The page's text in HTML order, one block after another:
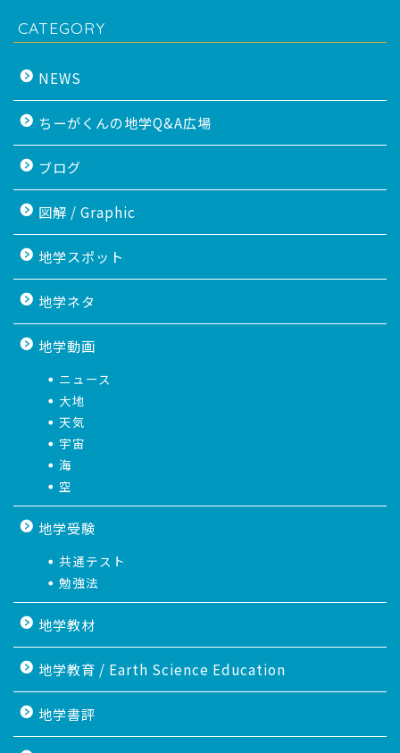
CATEGORY
NEWS
ちーがくんの地学Q&A広場
ブログ
図解 / Graphic
地学スポット
地学ネタ
地学動画
ニュース
大地
天気
宇宙
海
空
地学受験
共通テスト
勉強法
地学教材
地学教育 / Earth Science Education
地学書評